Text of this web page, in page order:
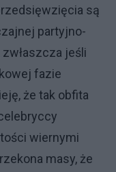
są
partyjno-
jeśli
fazie
że tak obfita
wiernymi
masy, że